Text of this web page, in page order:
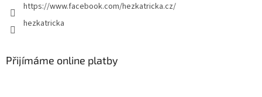
https://www.facebook.com/hezkatricka.cz/
hezkatricka
Přijímáme online platby